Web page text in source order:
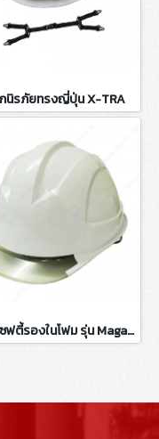
นิรภัยทรงญี่ปุ่น X-TRA
หมวกเซฟตี้รองในโฟม รุ่น Magas New